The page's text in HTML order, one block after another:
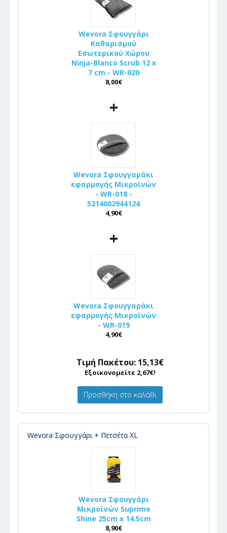
Wevora Σφουγγάρι
Καθαρισμού
Εσωτερικού Χώρου
Ninja-Blanco Scrub 12 x
7 cm - WR-020
8,00€
+
Wevora Σφουγγαράκι
εφαρμογής Μικροϊνών
- WR-018 -
5214002944124
4,90€
+
Wevora Σφουγγαράκι
εφαρμογής Μικροϊνών
- WR-019
4,90€
Τιμή Πακέτου: 15,13€
Εξοικονομείτε 2,67€!
Προσθήκη στο καλάθι
Wevora Σφουγγάρι + Πετσέτα XL
Wevora Σφουγγάρι
Μικροϊνών Suprime
Shine 25cm x 14.5cm
8,90€